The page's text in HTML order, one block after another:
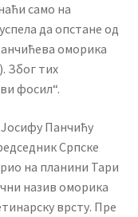
само на
да опстане од
оморика
Због тих
фосил“.
Панчићу
Српске
на планини Тари
назив оморика
врсту. Пре